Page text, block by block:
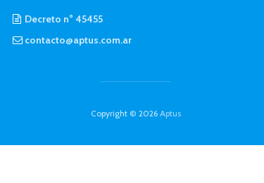
Decreto n° 45455
contacto@aptus.com.ar
Copyright © 2026 Aptus